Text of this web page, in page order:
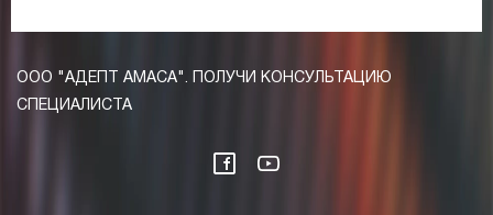
ООО "АДЕПТ АМАСА". ПОЛУЧИ КОНСУЛЬТАЦИЮ
СПЕЦИАЛИСТА